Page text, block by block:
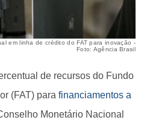
em linha de crédito do FAT para inovação -
Foto: Agência Brasil
de recursos do Fundo
(FAT) para financiamentos a
Monetário Nacional